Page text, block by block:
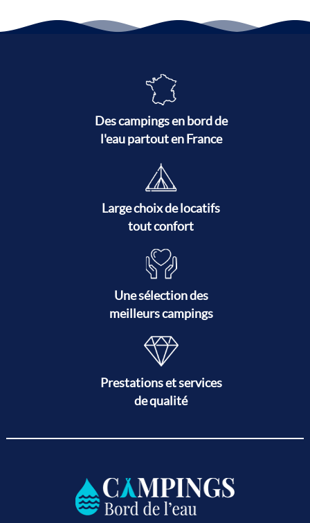
Des campings en bord de
l'eau partout en France
Large choix de locatifs
tout confort
Une sélection des
meilleurs campings
Prestations et services
de qualité